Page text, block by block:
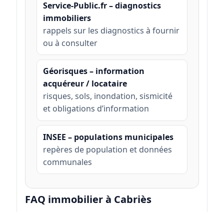
Service-Public.fr – diagnostics
immobiliers
rappels sur les diagnostics à fournir
ou à consulter
Géorisques – information
acquéreur / locataire
risques, sols, inondation, sismicité
et obligations d’information
INSEE – populations municipales
repères de population et données
communales
FAQ immobilier à Cabriès